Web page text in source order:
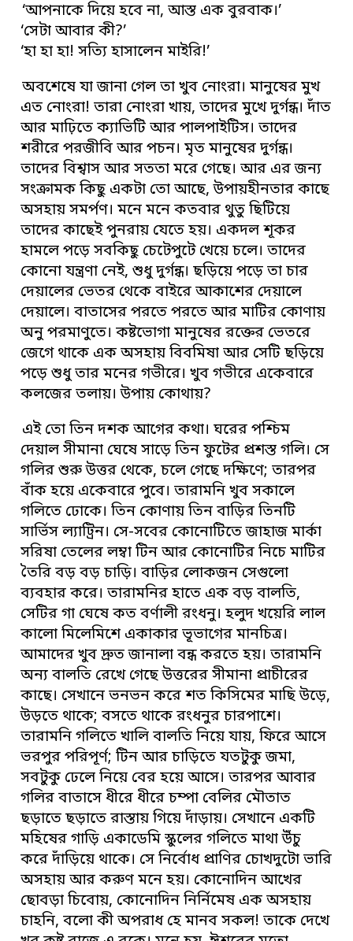
‘আপনাকে দিয়ে হবে না, আস্ত এক বুরবাক।’
‘সেটা আবার কী?’
‘হা হা হা! সত্যি হাসালেন মাইরি!’
অবশেষে যা জানা গেল তা খুব নোংরা। মানুষের মুখ
এত নোংরা! তারা নোংরা খায়, তাদের মুখে দুর্গন্ধ। দাঁত
আর মাঢ়িতে ক্যাভিটি আর পালপাইটিস। তাদের
শরীরে পরজীবি আর পচন। মৃত মানুষের দুর্গন্ধ।
তাদের বিশ্বাস আর সততা মরে গেছে। আর এর জন্য
সংক্রামক কিছু একটা তো আছে, উপায়হীনতার কাছে
অসহায় সমর্পণ। মনে মনে কতবার থুতু ছিটিয়ে
তাদের কাছেই পুনরায় যেতে হয়। একদল শূকর
হামলে পড়ে সবকিছু চেটেপুটে খেয়ে চলে। তাদের
কোনো যন্ত্রণা নেই, শুধু দুর্গন্ধ। ছড়িয়ে পড়ে তা চার
দেয়ালের ভেতর থেকে বাইরে আকাশের দেয়ালে
দেয়ালে। বাতাসের পরতে পরতে আর মাটির কোণায়
অনু পরমাণুতে। কষ্টভোগা মানুষের রক্তের ভেতরে
জেগে থাকে এক অসহায় বিবমিষা আর সেটি ছড়িয়ে
পড়ে শুধু তার মনের গভীরে। খুব গভীরে একেবারে
কলজের তলায়। উপায় কোথায়?
এই তো তিন দশক আগের কথা। ঘরের পশ্চিম
দেয়াল সীমানা ঘেষে সাড়ে তিন ফুটের প্রশস্ত গলি। সে
গলির শুরু উত্তর থেকে, চলে গেছে দক্ষিণে; তারপর
বাঁক হয়ে একেবারে পুবে। তারামনি খুব সকালে
গলিতে ঢোকে। তিন কোণায় তিন বাড়ির তিনটি
সার্ভিস ল্যাট্রিন। সে-সবের কোনোটিতে জাহাজ মার্কা
সরিষা তেলের লম্বা টিন আর কোনোটির নিচে মাটির
তৈরি বড় বড় চাড়ি। বাড়ির লোকজন সেগুলো
ব্যবহার করে। তারামনির হাতে এক বড় বালতি,
সেটির গা ঘেষে কত বর্ণালী রংধনু। হলুদ খয়েরি লাল
কালো মিলেমিশে একাকার ভূভাগের মানচিত্র।
আমাদের খুব দ্রুত জানালা বন্ধ করতে হয়। তারামনি
অন্য বালতি রেখে গেছে উত্তরের সীমানা প্রাচীরের
কাছে। সেখানে ভনভন করে শত কিসিমের মাছি উড়ে,
উড়তে থাকে; বসতে থাকে রংধনুর চারপাশে।
তারামনি গলিতে খালি বালতি নিয়ে যায়, ফিরে আসে
ভরপুর পরিপূর্ণ; টিন আর চাড়িতে যতটুকু জমা,
সবটুকু ঢেলে নিয়ে বের হয়ে আসে। তারপর আবার
গলির বাতাসে ধীরে ধীরে চম্পা বেলির মৌতাত
ছড়াতে ছড়াতে রাস্তায় গিয়ে দাঁড়ায়। সেখানে একটি
মহিষের গাড়ি একাডেমি স্কুলের গলিতে মাথা উঁচু
করে দাঁড়িয়ে থাকে। সে নির্বোধ প্রাণির চোখদুটো ভারি
অসহায় আর করুণ মনে হয়। কোনোদিন আখের
ছোবড়া চিবোয়, কোনোদিন নির্নিমেষ এক অসহায়
চাহনি, বলো কী অপরাধ হে মানব সকল! তাকে দেখে